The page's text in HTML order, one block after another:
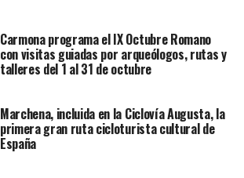
Carmona programa el IX Octubre Romano
con visitas guiadas por arqueólogos, rutas y
talleres del 1 al 31 de octubre
Marchena, incluida en la Ciclovía Augusta, la
primera gran ruta cicloturista cultural de
España